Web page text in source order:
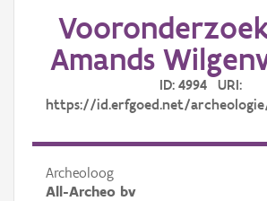
Aanmelden
Amands
ID: 4994 URI:
https://id.erfgoed.net/
Archeoloog
All-Archeo bv